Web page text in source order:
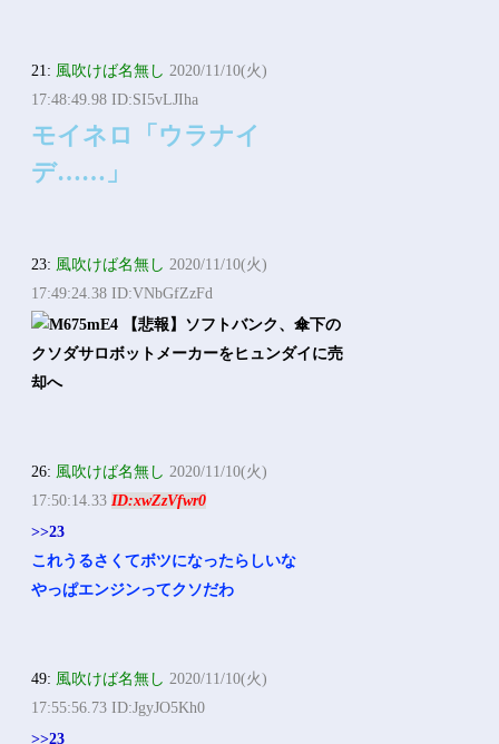
21: 風吹けば名無し 2020/11/10(火)
17:48:49.98 ID:SI5vLJIha
モイネロ「ウラナイ
デ……」
23: 風吹けば名無し 2020/11/10(火)
17:49:24.38 ID:VNbGfZzFd
26: 風吹けば名無し 2020/11/10(火)
17:50:14.33ID:xwZzVfwr0
>>23
これうるさくてボツになったらしいな
やっぱエンジンってクソだわ
49: 風吹けば名無し 2020/11/10(火)
17:55:56.73 ID:JgyJO5Kh0
>>23